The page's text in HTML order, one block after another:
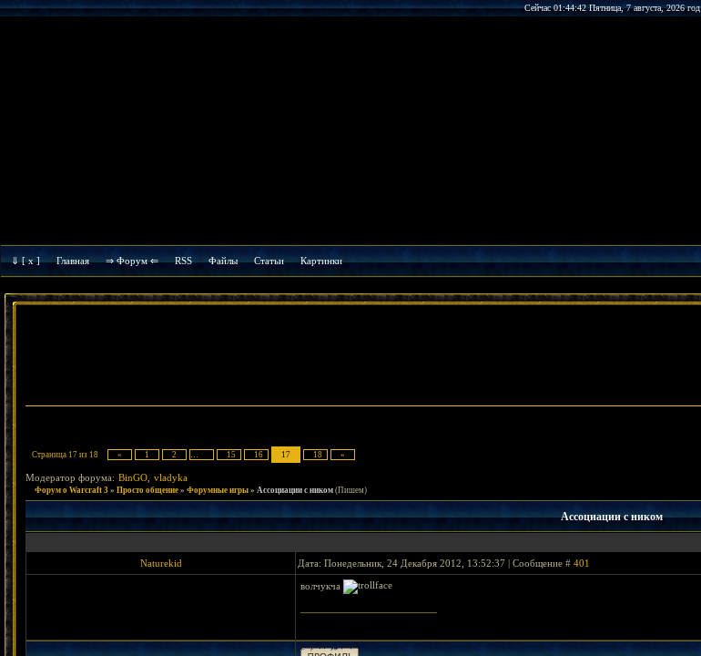
Сейчас 01:44:42 Пятница, 7 августа, 2026 год
⇓ [ x ] Главная ⇒ Форум ⇐ RSS Файлы Cтатьи Картинки
Страница 17 из 18 « 1 2 … 15 16 17 18 »
Модератор форума: BinGO vladyka
Форум о Warcraft 3 » Просто общение » Форумные игры » Ассоциации с ником (Пишем)
Ассоциации с ником
Naturekid Дата: Понедельник, 24 Декабря 2012, 13:52:37 | Сообщение # 401
волчукча